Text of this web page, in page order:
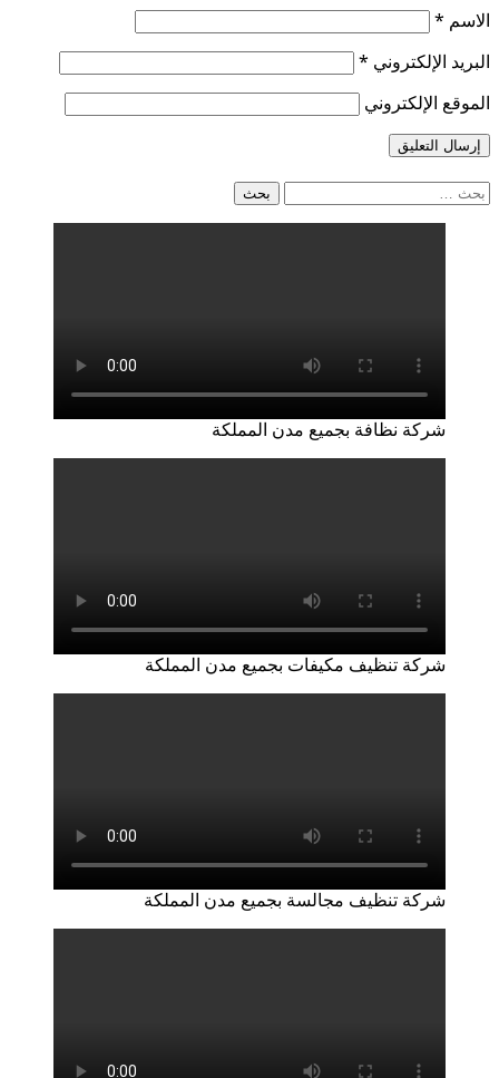
الاسم *
البريد الإلكتروني *
الموقع الإلكتروني
البحث
عن:
شركة نظافة بجميع مدن المملكة
شركة تنظيف مكيفات بجميع مدن المملكة
شركة تنظيف مجالسة بجميع مدن المملكة